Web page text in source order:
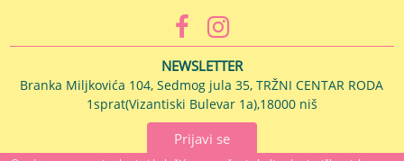
NEWSLETTER
Branka Miljkovića 104, Sedmog jula 35, TRŽNI CENTAR RODA
1sprat(Vizantiski Bulevar 1a),18000 niš
Prijavi se